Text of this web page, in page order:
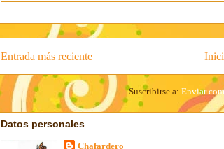
Entrada más reciente
Suscribirse a: Enviar
Datos personales
Chafardero